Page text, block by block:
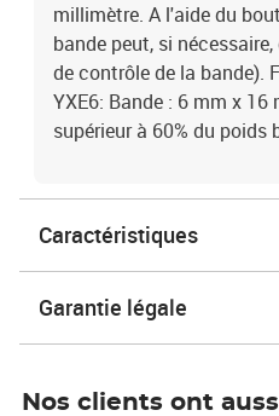
millimètre. A l'aide du
bande peut, si
de contrôle de la bande).
YXE6: Bande : 6 mm x 16
supérieur à 60% du poids
Caractéristiques
Garantie légale
Nos clients ont